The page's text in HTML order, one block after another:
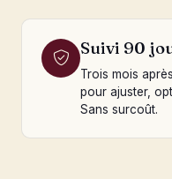
Suivi 90
Trois mois
pour ajuster,
Sans surcoût.